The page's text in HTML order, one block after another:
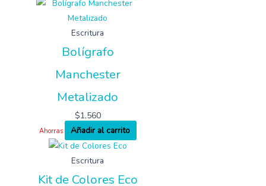
Escritura
Bolígrafo
Manchester
Metalizado
$1,560
Ahorras Añadir al carrito
Escritura
Kit de Colores Eco